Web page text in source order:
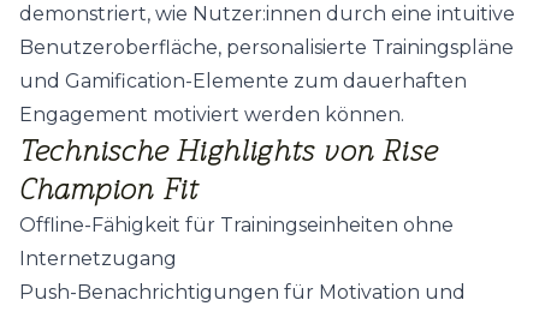
demonstriert, wie Nutzer:innen durch eine intuitive
Benutzeroberfläche, personalisierte Trainingspläne
und Gamification-Elemente zum dauerhaften
Engagement motiviert werden können.
Technische Highlights von Rise
Champion Fit
Offline-Fähigkeit für Trainingseinheiten ohne
Internetzugang
Push-Benachrichtigungen für Motivation und